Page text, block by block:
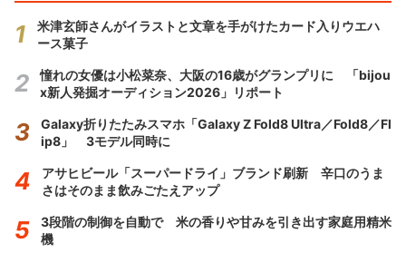
米津玄師さんがイラストと文章を手がけたカード入りウエハ
ース菓子
憧れの女優は小松菜奈、大阪の16歳がグランプリに 「bijou
x新人発掘オーディション2026」リポート
Galaxy折りたたみスマホ「Galaxy Z Fold8 Ultra／Fold8／Fl
ip8」 3モデル同時に
アサヒビール「スーパードライ」ブランド刷新 辛口のうま
さはそのまま飲みごたえアップ
3段階の制御を自動で 米の香りや甘みを引き出す家庭用精米
機